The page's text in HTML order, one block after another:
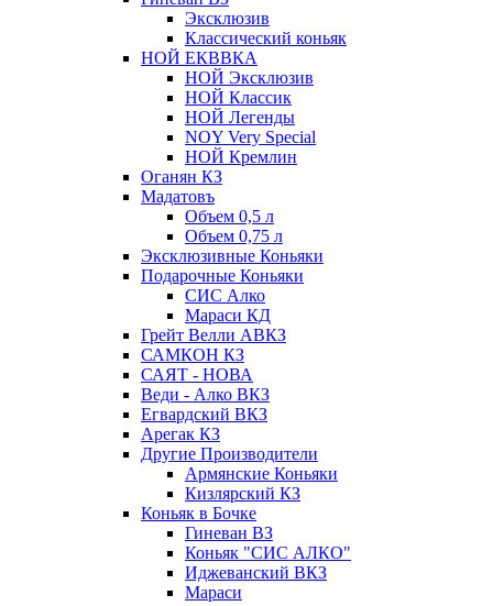
Эксклюзив
Классический коньяк
НОЙ ЕКВВКА
НОЙ Эксклюзив
НОЙ Классик
НОЙ Легенды
NOY Very Speсial
НОЙ Кремлин
Оганян КЗ
Мадатовъ
Объем 0,5 л
Объем 0,75 л
Эксклюзивные Коньяки
Подарочные Коньяки
СИС Алко
Мараси КД
Грейт Велли АВКЗ
САМКОН КЗ
САЯТ - НОВА
Веди - Алко ВКЗ
Егвардский ВКЗ
Арегак КЗ
Другие Производители
Армянские Коньяки
Кизлярский КЗ
Коньяк в Бочке
Гиневан ВЗ
Коньяк "СИС АЛКО"
Иджеванский ВКЗ
Мараси